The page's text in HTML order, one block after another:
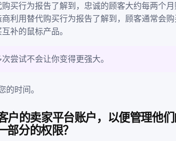
买行为报告了解到，忠诚的顾客大约每两个月
利用替代购买行为报告了解到，顾客通常会
补的鼠标产品。
尝试不会让你变得更强大。
时间。
的卖家平台账户，以便管理他们
部分的权限？